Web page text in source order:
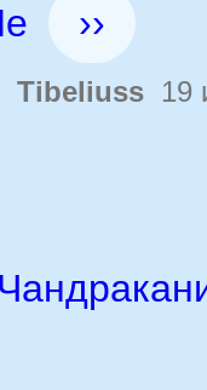
››
Tibeliuss 19